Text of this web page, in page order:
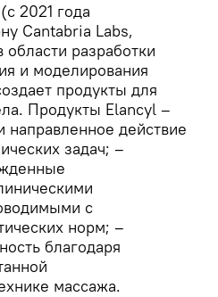
2021 года
Cantabria Labs,
разработки
и моделирования
продукты для
Продукты Elancyl –
действие
задач; –
с
норм; –
благодаря
массажа.